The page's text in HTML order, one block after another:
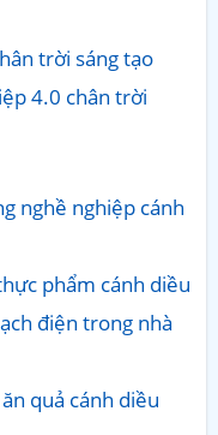
trời sáng tạo
4.0 chân trời
nghề nghiệp cánh
phẩm cánh diều
điện trong nhà
quả cánh diều